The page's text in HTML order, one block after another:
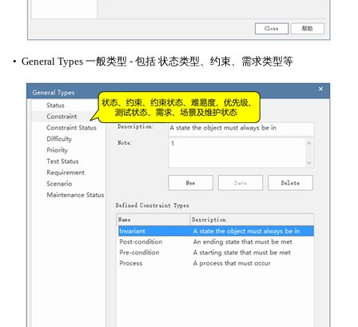
• General Types 一般类型 - 包括 状态类型、约束、需求类型等